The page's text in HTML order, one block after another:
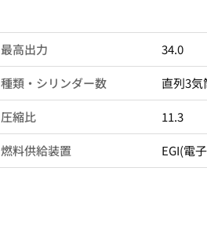
最高出力 34.0
種類・シリンダー数 直列3気
圧縮比 11.3
燃料供給装置 EGI(電